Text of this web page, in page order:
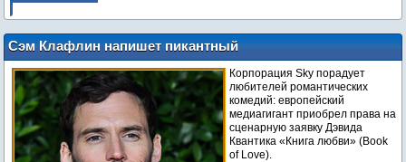
Сэм Клафлин напишет пикантный
роман
Корпорация Sky порадует
любителей романтических
комедий: европейский
медиагигант приобрел права на
сценарную заявку Дэвида
Квантика «Книга любви» (Book
of Love).